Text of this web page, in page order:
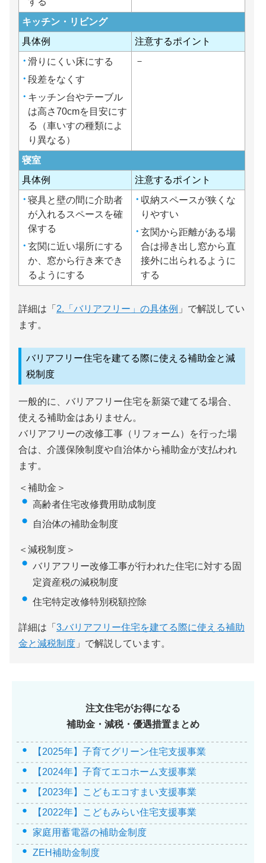
キッチン・リビング
具体例
注意するポイント
滑りにくい床にする
段差をなくす
キッチン台やテーブル
は高さ70cmを目安にす
る（車いすの種類によ
り異なる）
－
寝室
具体例
注意するポイント
寝具と壁の間に介助者
が入れるスペースを確
保する
玄関に近い場所にする
か、窓から行き来でき
るようにする
収納スペースが狭くな
りやすい
玄関から距離がある場
合は掃き出し窓から直
接外に出られるように
する
詳細は「 2.「バリアフリー」の具体例 」で解説してい
ます。
バリアフリー住宅を建てる際に使える補助金と減
税制度
一般的に、バリアフリー住宅を新築で建てる場合、
使える補助金はありません。
バリアフリーの改修工事（リフォーム）を行った場
合は、介護保険制度や自治体から補助金が支払われ
ます。
＜補助金＞
高齢者住宅改修費用助成制度
自治体の補助金制度
＜減税制度＞
バリアフリー改修工事が行われた住宅に対する固
定資産税の減税制度
住宅特定改修特別税額控除
詳細は「 3.バリアフリー住宅を建てる際に使える補助
金と減税制度 」で解説しています。
注文住宅がお得になる
補助金・減税・優遇措置まとめ
【2025年】子育てグリーン住宅支援事業
【2024年】子育てエコホーム支援事業
【2023年】こどもエコすまい支援事業
【2022年】こどもみらい住宅支援事業
家庭用蓄電器の補助金制度
ZEH補助金制度